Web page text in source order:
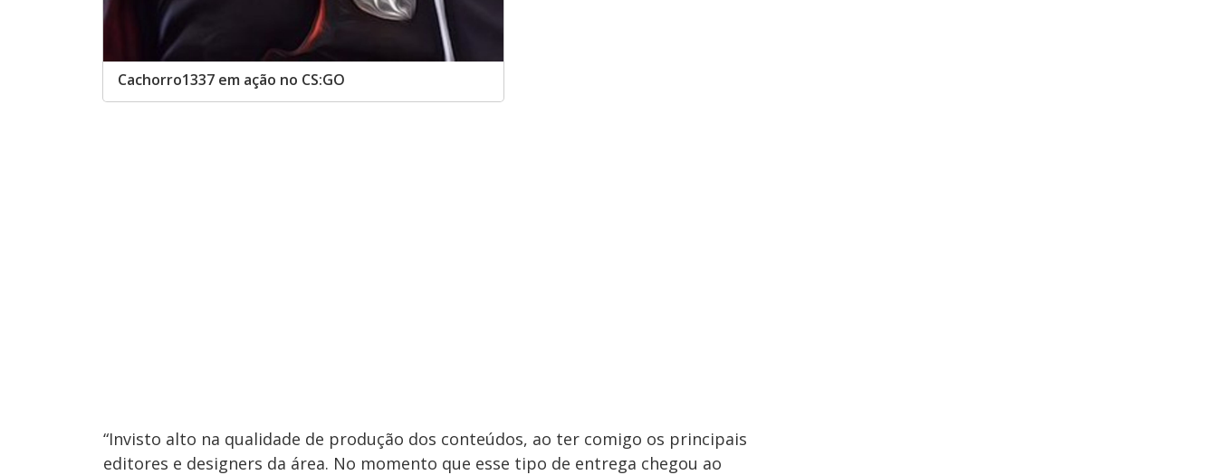
Cachorro1337 em ação no CS:GO
“Invisto alto na qualidade de produção dos conteúdos, ao ter comigo os principais
editores e designers da área. No momento que esse tipo de entrega chegou ao